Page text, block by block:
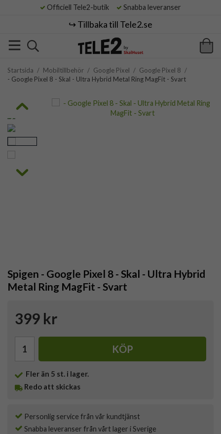
Officiell Tele2-butik Snabba leveranser
↪️ Tillbaka till Tele2.se
Startsida / Mobiltillbehör / Google Pixel / Google Pixel 8 /
- Google Pixel 8 - Skal - Ultra Hybrid Metal Ring MagFit - Svart
Spigen - Google Pixel 8 - Skal - Ultra Hybrid
Metal Ring MagFit - Svart
399 kr
KÖP
Fler än 5 st. i lager.
Redo att skickas
Personlig service från vår kundtjänst
Snabba leveranser från vårt lager i Sverige